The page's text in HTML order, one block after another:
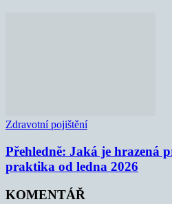
Zdravotní pojištění
Přehledně: Jaká je hrazená
praktika od ledna 2026
KOMENTÁŘ